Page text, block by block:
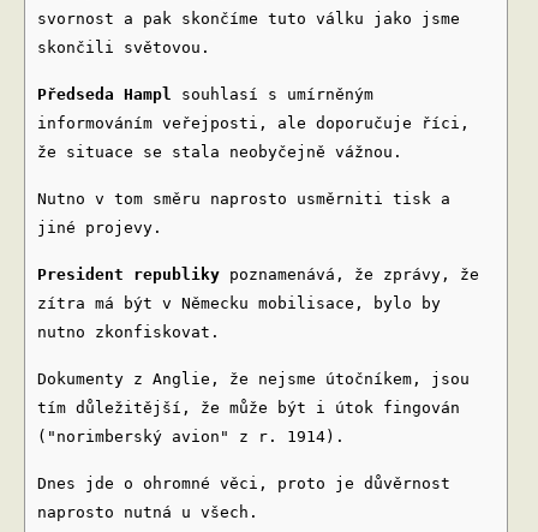
svornost a pak skončíme tuto válku jako jsme
skončili světovou.
Předseda Hampl souhlasí s umírněným
informováním veřejposti, ale doporučuje říci,
že situace se stala neobyčejně vážnou.
Nutno v tom směru naprosto usměrniti tisk a
jiné projevy.
President republiky poznamenává, že zprávy, že
zítra má být v Německu mobilisace, bylo by
nutno zkonfiskovat.
Dokumenty z Anglie, že nejsme útočníkem, jsou
tím důležitější, že může být i útok fingován
("norimberský avion" z r. 1914).
Dnes jde o ohromné věci, proto je důvěrnost
naprosto nutná u všech.